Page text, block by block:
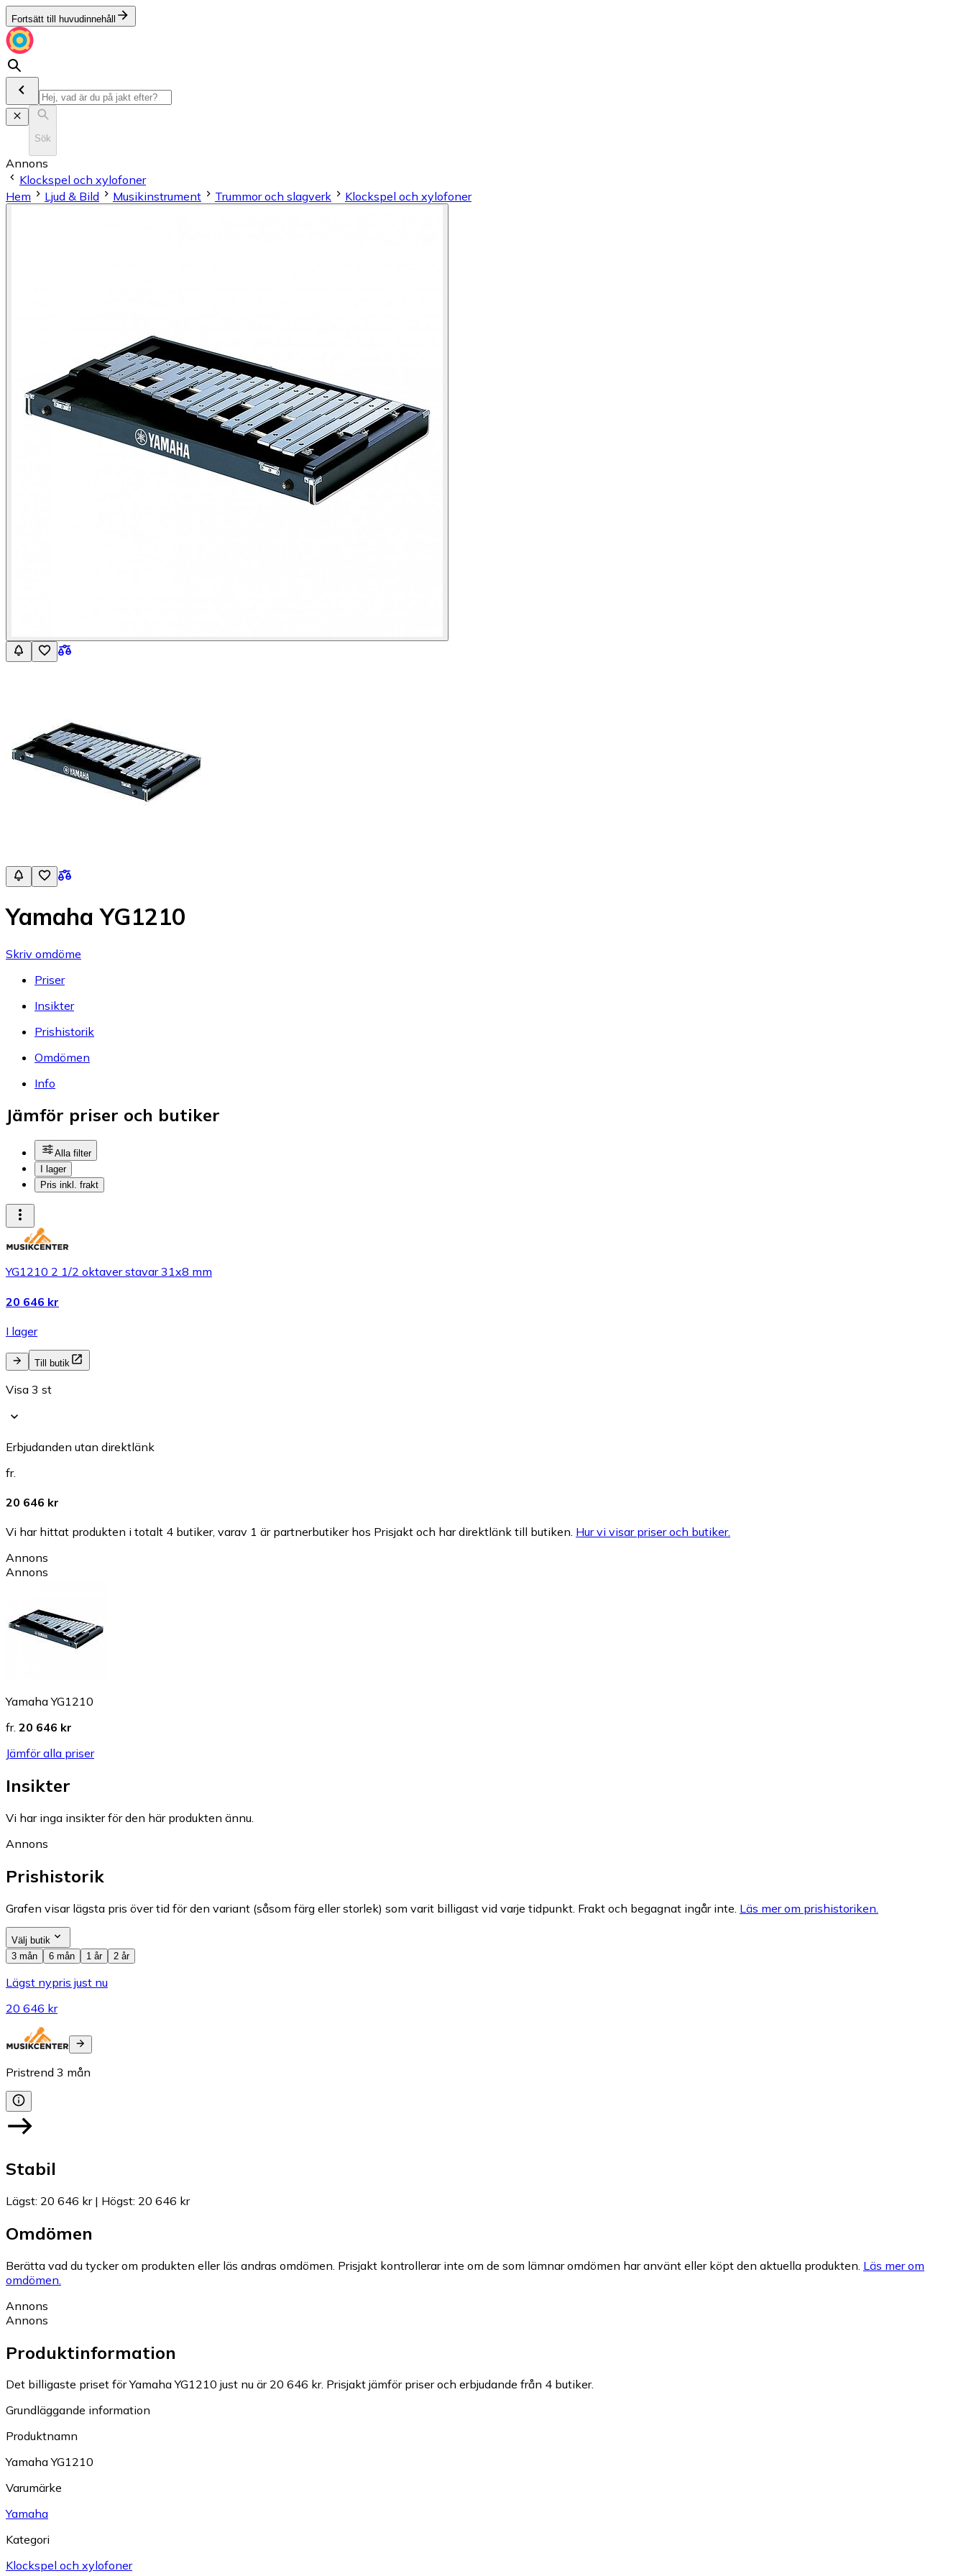
Fortsätt till huvudinnehåll
Sök
Annons
Klockspel och xylofoner
Hem
Ljud & Bild Musikinstrument Trum­mor och slag­verk Klockspel och xylofoner
Yamaha YG1210
Skriv omdöme
Priser
Insikter
Prishistorik
Omdömen
Info
Jämför priser och butiker
Alla filter
I lager
Pris inkl. frakt
YG1210 2 1/2 oktaver stavar 31x8 mm
20 646 kr
I lager
Till butik
Visa 3 st
Erbjudanden utan direktlänk
fr.
20 646 kr
Vi har hittat produkten i totalt 4 butiker, varav 1 är partnerbutiker hos Prisjakt och har direktlänk till butiken. Hur vi visar priser och butiker.
Annons
Annons
Yamaha YG1210
fr. 20 646 kr
Jämför alla priser
Insikter
Vi har inga insikter för den här produkten ännu.
Annons
Prishistorik
Grafen visar lägsta pris över tid för den variant (såsom färg eller storlek) som varit billigast vid varje tidpunkt. Frakt och begagnat ingår inte. Läs mer om prishistoriken.
Välj butik
3 mån
6 mån 1 år 2 år
Lägst nypris just nu
20 646 kr
Pristrend 3 mån
Stabil
Lägst: 20 646 kr| Högst: 20 646 kr
Omdömen
Berätta vad du tycker om produkten eller läs andras omdömen. Prisjakt kontrollerar inte om de som lämnar omdömen har använt eller köpt den aktuella produkten. Läs mer om
omdömen.
Annons
Annons
Produktinformation
Det billigaste priset för Yamaha YG1210 just nu är 20 646 kr. Prisjakt jämför priser och erbjudande från 4 butiker.
Grundläggande information
Produktnamn
Yamaha YG1210
Varumärke
Yamaha
Kategori
Klockspel och xylofoner